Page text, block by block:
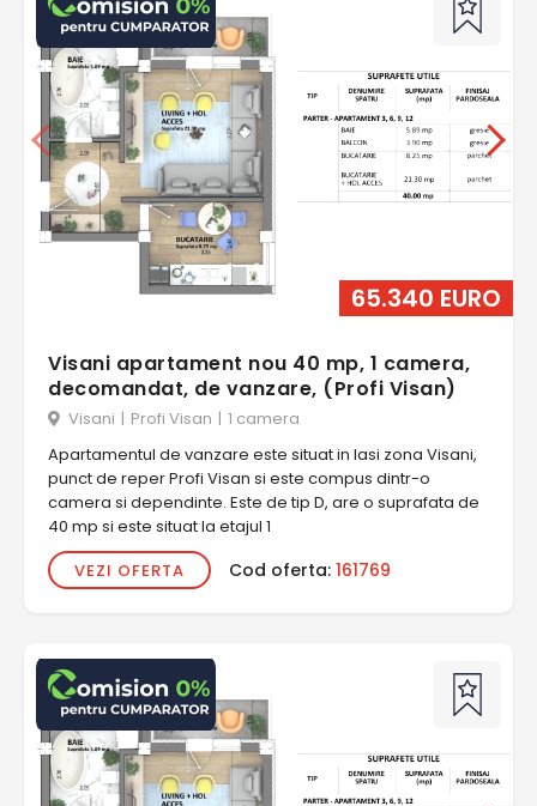
65.340 EURO
Visani apartament nou 40 mp, 1 camera,
decomandat, de vanzare, (Profi Visan)
Visani | Profi Visan | 1 camera
Apartamentul de vanzare este situat in Iasi zona Visani,
punct de reper Profi Visan si este compus dintr-o
camera si dependinte. Este de tip D, are o suprafata de
40 mp si este situat la etajul 1
VEZI OFERTA
Cod oferta: 161769